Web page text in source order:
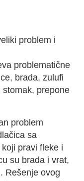
problem i
problematične
brada, zulufi
prepone
problem
sa
pravi fleke i
su brada i vrat,
Rešenje ovog